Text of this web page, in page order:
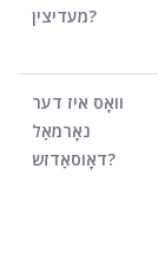
מעדיצין?
וואָס איז דער
נאָרמאַל
דאָוסאַדזש?